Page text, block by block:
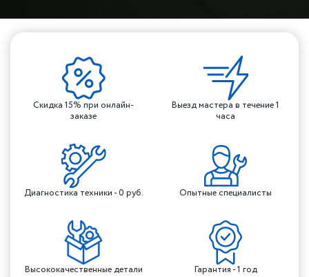
Скидка 15% при онлайн-
заказе
Выезд мастера в течение 1
часа
Диагностика техники - 0 руб. Опытные специалисты
Высококачественные детали Гарантия - 1 год